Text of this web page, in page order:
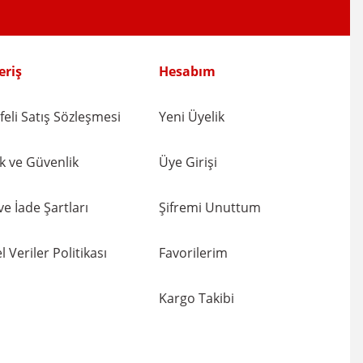
Satış Sözleşmesi
ve Güvenlik
İade Şartları
Veriler Politikası
Hesabım
Yeni Üyelik
Üye Girişi
Şifremi Unuttum
Favorilerim
Kargo Takibi